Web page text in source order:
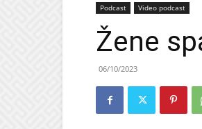
Podcast Video podcast
Žene
06/10/2023